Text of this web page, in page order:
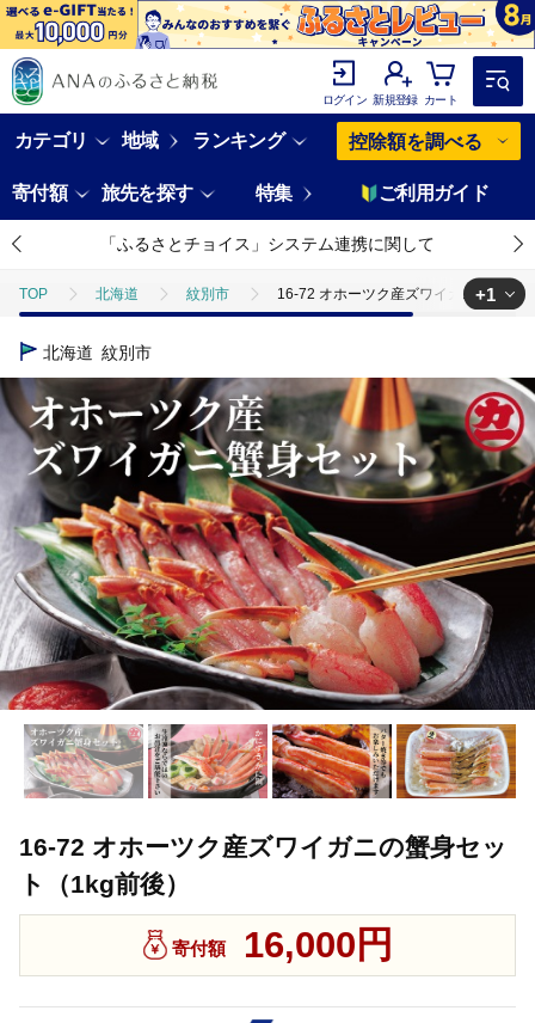
ログイン 新規登録 カート
カテゴリ 地域 ランキング 控除額を調べる
寄付額 旅先を探す 特集 ご利用ガイド
「ふるさとチョイス」システム連携に関して
TOP 北海道 紋別市 16-72 オホーツク産ズワイガニの蟹身
TOP
+1
北海道 紋別市
16-72 オホーツク産ズワイガニの蟹身セッ
ト（1kg前後）
寄付額 16,000円